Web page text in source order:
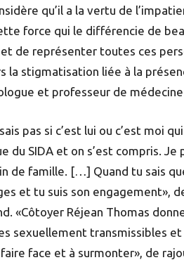
qu’il a la vertu de
force qui le différencie de
et de représenter toutes ces
la stigmatisation liée à la
et professeur de
pas si c’est lui ou c’est moi
du SIDA et on s’est compris.
de famille. […] Quand tu sais
et tu suis son engagement»,
«Côtoyer Réjean Thomas
sexuellement transmissibles
face et à surmonter», de